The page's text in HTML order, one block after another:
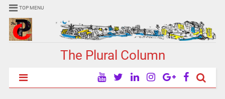
TOP MENU
The Plural Column